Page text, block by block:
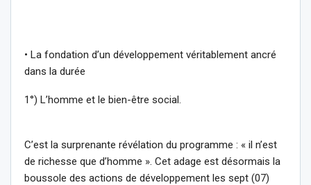
• La fondation d’un développement véritablement ancré
dans la durée
1°) L’homme et le bien-être social.
C’est la surprenante révélation du programme : « il n’est
de richesse que d’homme ». Cet adage est désormais la
boussole des actions de développement les sept (07)